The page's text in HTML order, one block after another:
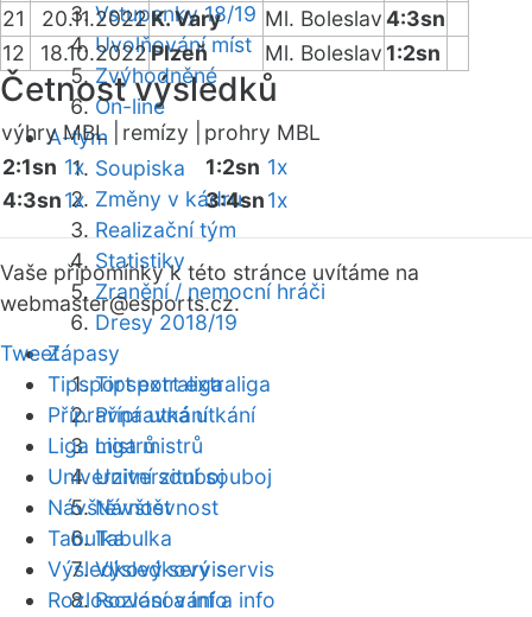
Vstupenky 18/19
Uvolňování míst
Zvýhodněné
On-line
A-tým
Soupiska
Změny v kádru
Realizační tým
Statistiky
Zranění / nemocní hráči
Dresy 2018/19
Zápasy
Tipsport extraliga
Přípravná utkání
Liga mistrů
Univerzitní souboj
Návštěvnost
Tabulka
Výsledkový servis
Rozlosování a info
21
20.11.2022K. Vary Ml. Boleslav4:3sn
12
18.10.2022 Plzeň Ml. Boleslav 1:2sn
Četnost výsledků
výhry MBL | remízy |
prohry MBL
2:1sn 1x
4:3sn1x
1:2sn 1x
3:4sn1x
Vaše připomínky k této stránce uvítáme na
webmaster@esports.cz.
Tweet
Tipsport extraliga
Přípravná utkání
Liga mistrů
Univerzitní souboj
Návštěvnost
Tabulka
Výsledkový servis
Rozlosování a info